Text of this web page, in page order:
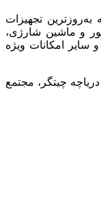
به‌روزترین تجهیزات
و ماشین شارژی،
سایر امکانات ویژه
چیتگر، مجتمع